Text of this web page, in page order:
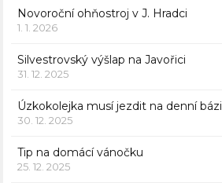
Novoroční ohňostroj v J. Hradci
1. 1. 2026
Silvestrovský výšlap na Javořici
31. 12. 2025
Úzkokolejka musí jezdit na denní bázi
30. 12. 2025
Tip na domácí vánočku
25. 12. 2025